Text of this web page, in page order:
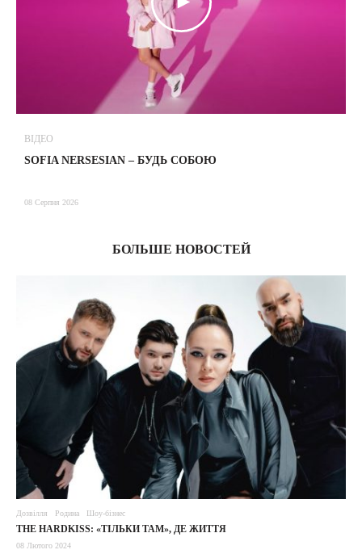
ВІДЕО
SOFIA NERSESIAN – БУДЬ СОБОЮ
08 Серпня 2026
БОЛЬШЕ НОВОСТЕЙ
Дозвілля Родина Шоу-бізнес
THE HARDKISS: «ТІЛЬКИ ТАМ», ДЕ ЖИТТЯ
08 Лютого 2024